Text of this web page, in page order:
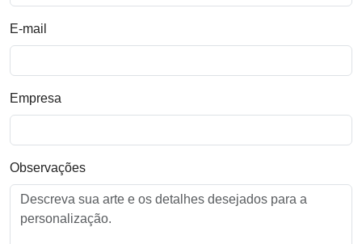
E-mail
Empresa
Observações